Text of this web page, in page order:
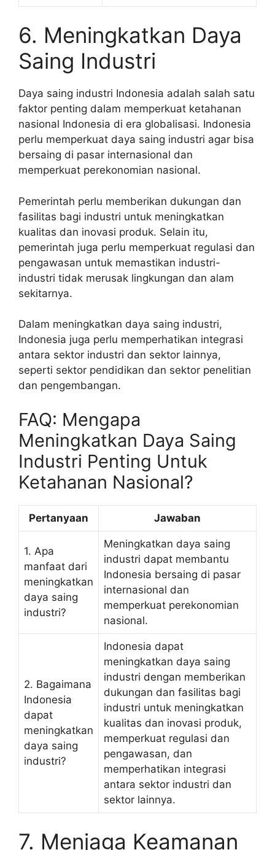
6. Meningkatkan Daya
Saing Industri
Daya saing industri Indonesia adalah salah satu
faktor penting dalam memperkuat ketahanan
nasional Indonesia di era globalisasi. Indonesia
perlu memperkuat daya saing industri agar bisa
bersaing di pasar internasional dan
memperkuat perekonomian nasional.
Pemerintah perlu memberikan dukungan dan
fasilitas bagi industri untuk meningkatkan
kualitas dan inovasi produk. Selain itu,
pemerintah juga perlu memperkuat regulasi dan
pengawasan untuk memastikan industri-
industri tidak merusak lingkungan dan alam
sekitarnya.
Dalam meningkatkan daya saing industri,
Indonesia juga perlu memperhatikan integrasi
antara sektor industri dan sektor lainnya,
seperti sektor pendidikan dan sektor penelitian
dan pengembangan.
FAQ: Mengapa
Meningkatkan Daya Saing
Industri Penting Untuk
Ketahanan Nasional?
Pertanyaan Jawaban
1. Apa
manfaat dari
meningkatkan
daya saing
industri?
Meningkatkan daya saing
industri dapat membantu
Indonesia bersaing di pasar
internasional dan
memperkuat perekonomian
nasional.
2. Bagaimana
Indonesia
dapat
meningkatkan
daya saing
industri?
Indonesia dapat
meningkatkan daya saing
industri dengan memberikan
dukungan dan fasilitas bagi
industri untuk meningkatkan
kualitas dan inovasi produk,
memperkuat regulasi dan
pengawasan, dan
memperhatikan integrasi
antara sektor industri dan
sektor lainnya.
7. Menjaga Keamanan